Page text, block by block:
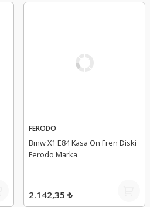
FERODO
Bmw X1 E84 Kasa Ön Fren Diski
Ferodo Marka
2.142,35 ₺